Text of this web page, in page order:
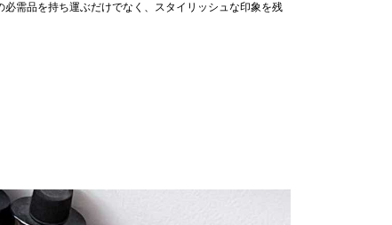
需品を持ち運ぶだけでなく、スタイリッシュな印象を残